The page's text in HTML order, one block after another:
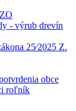
- výrub drevín
25⁄2025 Z.
obce
roľník